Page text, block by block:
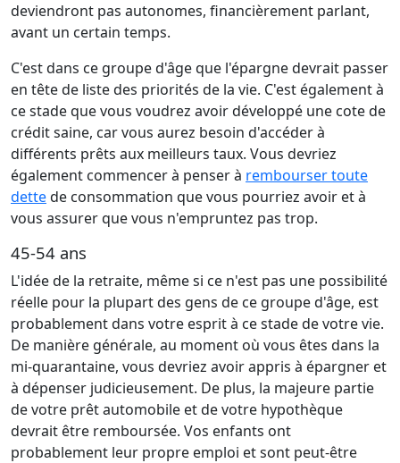
deviendront pas autonomes, financièrement parlant,
avant un certain temps.
C'est dans ce groupe d'âge que l'épargne devrait passer
en tête de liste des priorités de la vie. C'est également à
ce stade que vous voudrez avoir développé une cote de
crédit saine, car vous aurez besoin d'accéder à
différents prêts aux meilleurs taux. Vous devriez
également commencer à penser à rembourser toute
dettede consommation que vous pourriez avoir et à
vous assurer que vous n'empruntez pas trop.
45-54 ans
L'idée de la retraite, même si ce n'est pas une possibilité
réelle pour la plupart des gens de ce groupe d'âge, est
probablement dans votre esprit à ce stade de votre vie.
De manière générale, au moment où vous êtes dans la
mi-quarantaine, vous devriez avoir appris à épargner et
à dépenser judicieusement. De plus, la majeure partie
de votre prêt automobile et de votre hypothèque
devrait être remboursée. Vos enfants ont
probablement leur propre emploi et sont peut-être